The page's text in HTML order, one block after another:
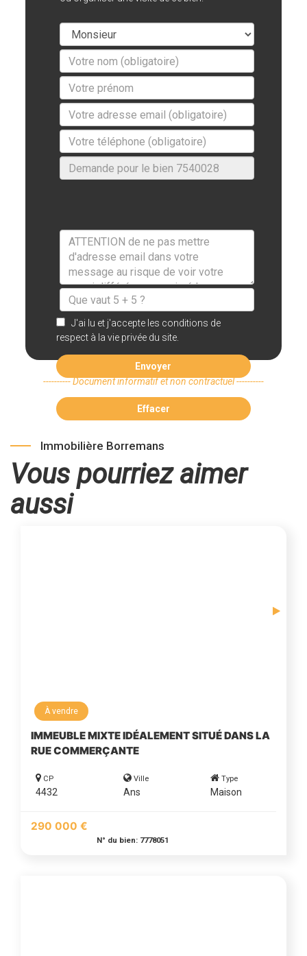
J'ai lu et j'accepte les conditions de
respect à la vie privée du site.
Envoyer
Effacer
---------- Document informatif et non contractuel ----------
Immobilière Borremans
Vous pourriez aimer
aussi
À vendre
IMMEUBLE MIXTE IDÉALEMENT SITUÉ DANS LA
RUE COMMERÇANTE
CP
4432
Ville
Ans
Type
Maison
290 000 €
N° du bien: 7778051